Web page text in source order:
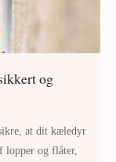
og
at dit kæledyr
lopper og flåter,